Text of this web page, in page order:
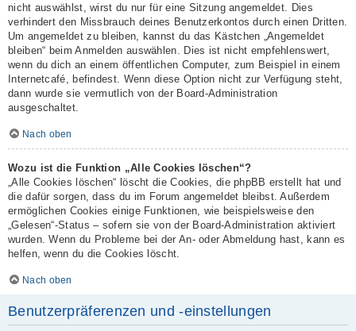
nicht auswählst, wirst du nur für eine Sitzung angemeldet. Dies
verhindert den Missbrauch deines Benutzerkontos durch einen Dritten.
Um angemeldet zu bleiben, kannst du das Kästchen „Angemeldet
bleiben“ beim Anmelden auswählen. Dies ist nicht empfehlenswert,
wenn du dich an einem öffentlichen Computer, zum Beispiel in einem
Internetcafé, befindest. Wenn diese Option nicht zur Verfügung steht,
dann wurde sie vermutlich von der Board-Administration
ausgeschaltet.
Nach oben
Wozu ist die Funktion „Alle Cookies löschen“?
„Alle Cookies löschen“ löscht die Cookies, die phpBB erstellt hat und
die dafür sorgen, dass du im Forum angemeldet bleibst. Außerdem
ermöglichen Cookies einige Funktionen, wie beispielsweise den
„Gelesen“-Status – sofern sie von der Board-Administration aktiviert
wurden. Wenn du Probleme bei der An- oder Abmeldung hast, kann es
helfen, wenn du die Cookies löscht.
Nach oben
Benutzerpräferenzen und -einstellungen